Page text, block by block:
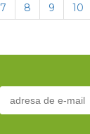
7 8 9 10